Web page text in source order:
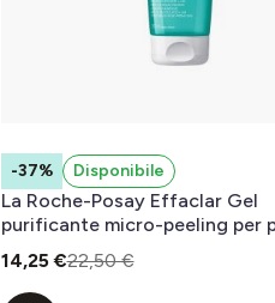
-37% Disponibile
La Roche-Posay Effaclar Gel
purificante micro-peeling per
mista, grassa o a tendenza
ml
14,25 €22,50 €